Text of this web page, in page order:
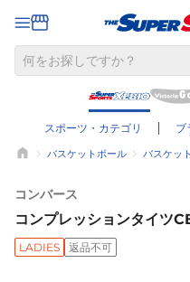
スポーツ・カテゴリ ブ
バスケットボール バスケッ
コンバース
コンプレッションタイツ
LADIES 返品不可